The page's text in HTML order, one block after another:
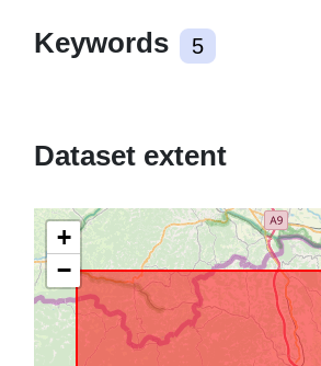
Keywords 5
Dataset extent
+
−